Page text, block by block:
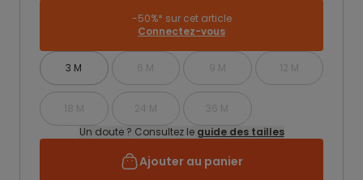
-50%* sur cet article
Connectez-vous
3 M 6 M 9 M 12 M
18 M 24 M
36 M
Un doute ? Consultez le guide des tailles
Ajouter au panier